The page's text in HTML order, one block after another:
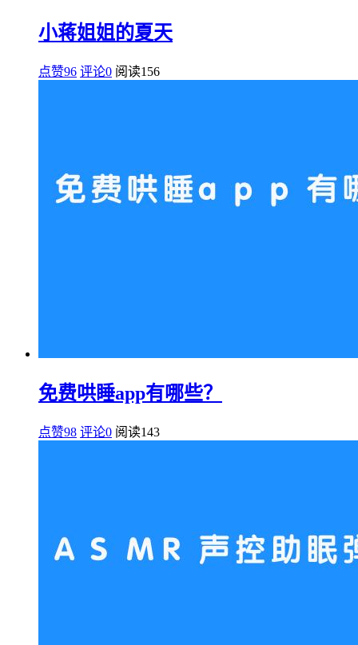
小蒋姐姐的夏天
点赞96 评论0 阅读156
免费哄睡app有哪些？
点赞98 评论0 阅读143